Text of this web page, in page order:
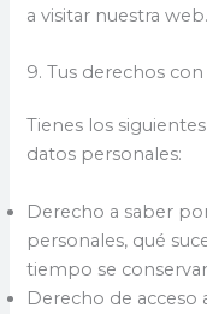
a visitar nuestra web.
9. Tus derechos
Tienes los
datos personales:
Derecho a saber
personales, qué
tiempo se
Derecho de acceso